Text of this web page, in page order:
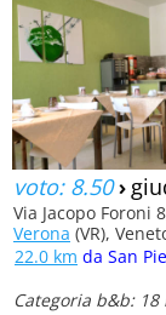
voto: 8.50›
Via Jacopo Foroni
Verona (VR),
22.0 km da San
Categoria b&b: